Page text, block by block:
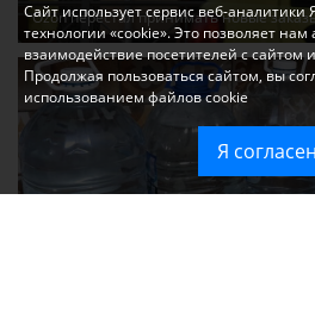
Ozon перестал принимать новые
Сайт использует сервис веб-
технологии «cookie». Это позволяет
взаимодействие посетителей с сайтом
Продолжая пользоваться сайтом, вы
использованием файлов cookie
Я согласен